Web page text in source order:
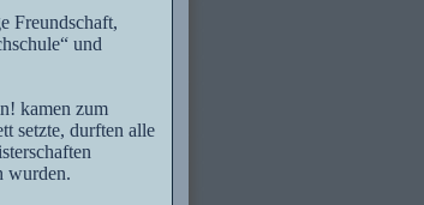
Freundschaft,
und
kamen zum
setzte, durften alle
wurden.